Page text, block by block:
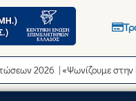
| «Ψωνίζουμε στην Ηλεία —